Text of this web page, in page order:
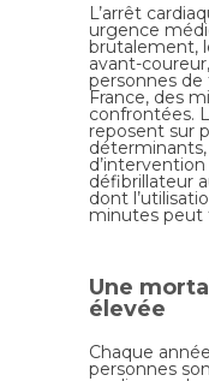
L’arrêt
urgence
brutalement,
avant-
personnes
France, des
confrontées.
reposent sur
défibrillateur
dont
minutes peut
Une
élevée
Chaque
personnes